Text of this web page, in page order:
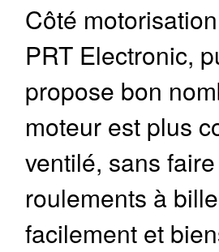
Côté
PRT Electronic,
propose bon
moteur est plus
ventilé, sans
roulements à
facilement et